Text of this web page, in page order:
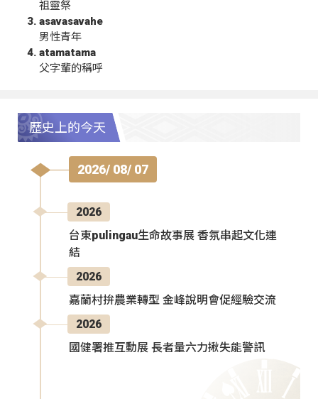
祖靈祭
asavasavahe
男性青年
atamatama
父字輩的稱呼
歷史上的今天
2026/ 08/ 07
2026
台東pulingau生命故事展 香氛串起文化連
結
2026
嘉蘭村拚農業轉型 金峰說明會促經驗交流
2026
國健署推互動展 長者量六力揪失能警訊